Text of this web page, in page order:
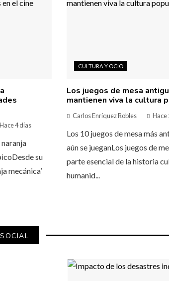
Hace 4 días
su
mecánica’
CULTURA Y OCIO
Los juegos de mesa
mantienen viva la cultura
Carlos Enríquez Robles Hace
Los 10 juegos de mesa más
aún se jueganLos juegos de
parte esencial de la historia
humanid...